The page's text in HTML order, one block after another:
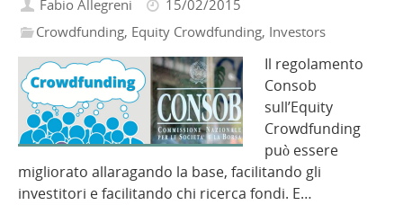
Fabio Allegreni
15/02/2015
Crowdfunding, Equity Crowdfunding, Investors
Il regolamento
Consob
sull’Equity
Crowdfunding
può essere
migliorato allaragando la base, facilitando gli
investitori e facilitando chi ricerca fondi. E…